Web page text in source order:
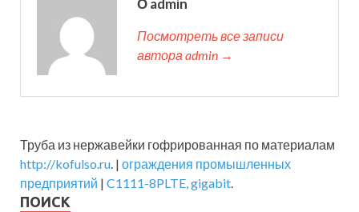
Посмотреть все записи
автора admin →
Труба из нержавейки гофрированная по материалам
http://kofulso.ru . | ограждения промышленных
предприятий | C1111-8PLTE, gigabit
ПОИСК